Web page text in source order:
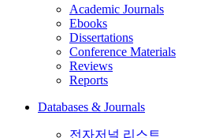
Academic Journals
Ebooks
Dissertations
Conference Materials
Reviews
Reports
Databases & Journals
전자저널 리스트